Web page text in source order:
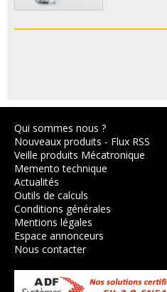
Qui sommes nous ?
Nouveaux produits - Flux RSS
Veille produits Mécatronique
Memento technique
Actualités
Outils de calculs
Conditions générales
Mentions légales
Espace annonceurs
Nous contacter